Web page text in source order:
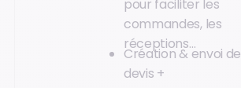
pour faciliter les
commandes, les
réceptions…
Création & envoi de
devis +